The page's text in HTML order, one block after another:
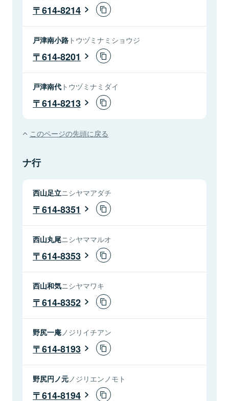
614-8214
戸津南小路 トウヅミナミショウジ
614-8201
戸津南代 トウヅミナミダイ
614-8213
このページの先頭に戻る
ナ行
西山足立ニシヤマアダチ
614-8351
西山丸尾ニシヤママルオ
614-8353
西山和気ニシヤマワキ
614-8352
野尻一庵 ノジリイチアン
614-8193
野尻円ノ元 ノジリエンノモト
614-8194